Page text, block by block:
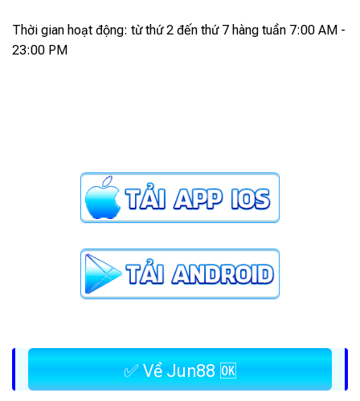
Thời gian hoạt động: từ thứ 2 đến thứ 7 hàng tuần 7:00 AM -
23:00 PM
✅ Về Jun88 🆗